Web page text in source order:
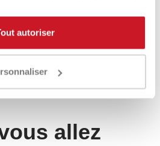
autoriser
avancéqui souhaitent
précision et rythme.
équilibre entre
d'effet
raquette tolérante aux frappes
allez